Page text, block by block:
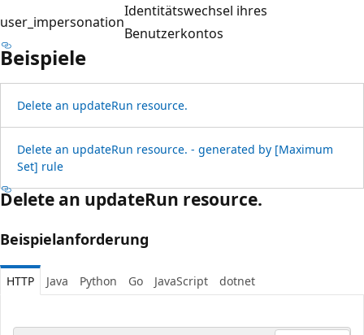
user_impersonation
Identitätswechsel ihres
Benutzerkontos
Beispiele
Delete an updateRun resource.
Delete an updateRun resource. - generated by [Maximum
Set] rule
Delete an updateRun resource.
Beispielanforderung
HTTP Java Python Go JavaScript dotnet